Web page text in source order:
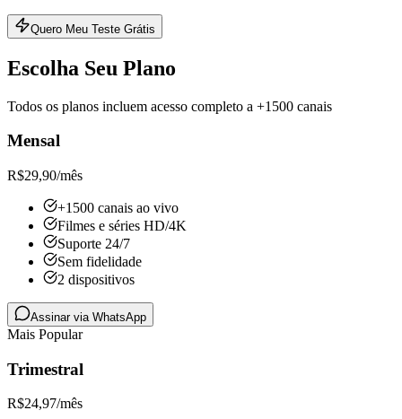
Quero Meu Teste Grátis
Escolha Seu Plano
Todos os planos incluem acesso completo a +1500 canais
Mensal
R$29,90/mês
+1500 canais ao vivo
Filmes e séries HD/4K
Suporte 24/7
Sem fidelidade
2 dispositivos
Assinar via WhatsApp
Mais Popular
Trimestral
R$24,97/mês